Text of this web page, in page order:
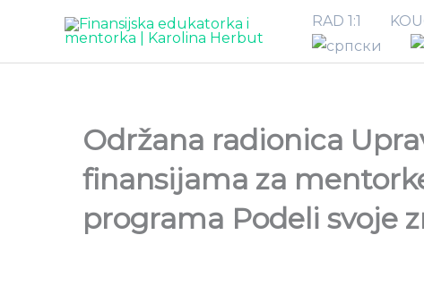
sadržaj
RAD 1:1
Održana radionica
finansijama za
programa Podeli svoje